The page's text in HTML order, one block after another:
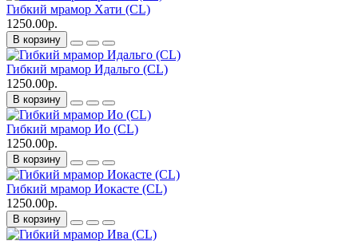
Гибкий мрамор Хати (CL)
1250.00р.
В корзину
Гибкий мрамор Идальго (CL)
1250.00р.
В корзину
Гибкий мрамор Ио (CL)
1250.00р.
В корзину
Гибкий мрамор Иокасте (CL)
1250.00р.
В корзину